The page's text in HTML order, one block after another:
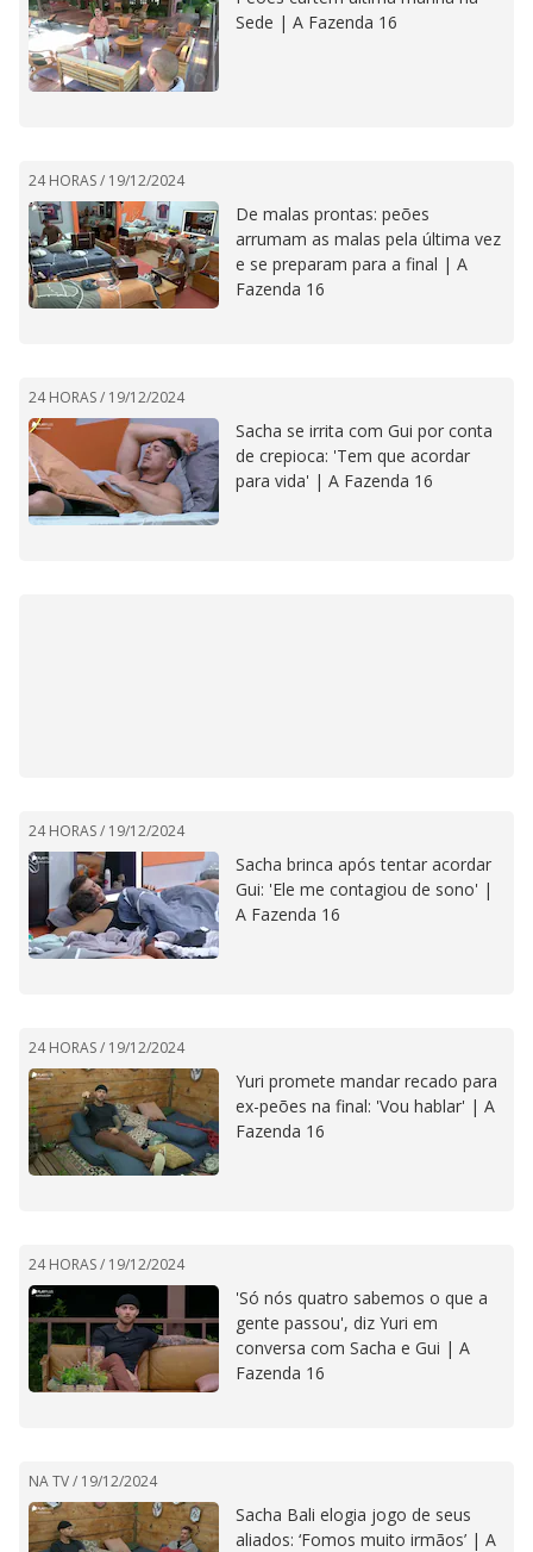
Sede | A Fazenda 16
24 HORAS / 19/12/2024
De malas prontas: peões
arrumam as malas pela última vez
e se preparam para a final | A
Fazenda 16
24 HORAS / 19/12/2024
Sacha se irrita com Gui por conta
de crepioca: 'Tem que acordar
para vida' | A Fazenda 16
24 HORAS / 19/12/2024
Sacha brinca após tentar acordar
Gui: 'Ele me contagiou de sono' |
A Fazenda 16
24 HORAS / 19/12/2024
Yuri promete mandar recado para
ex-peões na final: 'Vou hablar' | A
Fazenda 16
24 HORAS / 19/12/2024
'Só nós quatro sabemos o que a
gente passou', diz Yuri em
conversa com Sacha e Gui | A
Fazenda 16
NA TV / 19/12/2024
Sacha Bali elogia jogo de seus
aliados: ‘Fomos muito irmãos’ | A